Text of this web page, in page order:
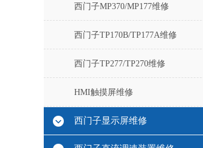
西门子MP370/MP177维修
西门子TP170B/TP177A维修
西门子TP277/TP270维修
HMI触摸屏维修
西门子显示屏维修